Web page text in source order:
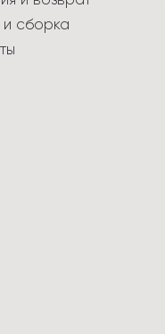
и сборка